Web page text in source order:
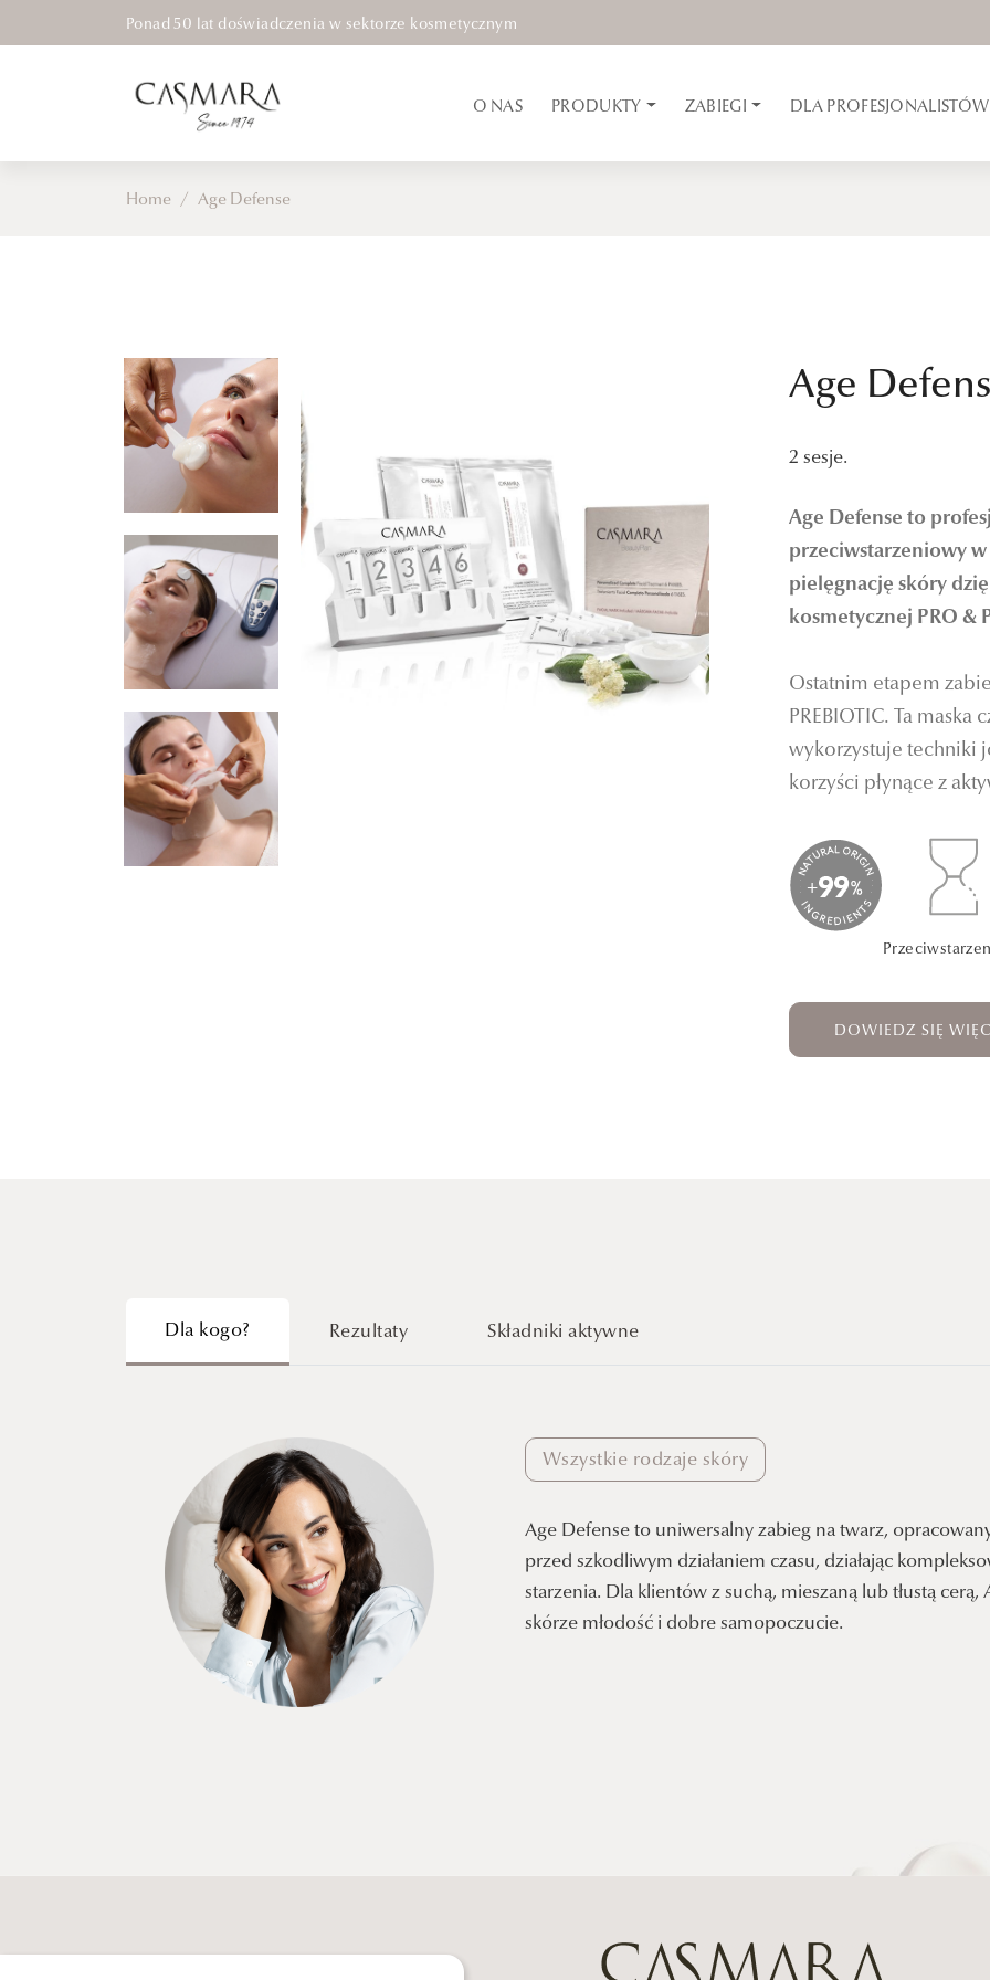
Ponad 50 lat doświadczenia w sektorze kosmetycznym
O NAS PRODUKTY ZABIEGI DLA PROFESJONALISTÓW
Home / Age Defense
Age
2 sesje.
Age Defense to
przeciwstarzeniowy
pielęgnację skóry
kosmetycznej PRO &
Ostatnim etapem
PREBIOTIC. Ta
wykorzystuje techniki
korzyści płynące z
DOWIEDZ SIĘ
Dla kogo? Rezultaty Składniki aktywne
Wszystkie rodzaje skóry
Age Defense to uniwersalny zabieg na twarz,
przed szkodliwym działaniem czasu, działając
starzenia. Dla klientów z suchą, mieszaną lub tłustą
skórze młodość i dobre samopoczucie.